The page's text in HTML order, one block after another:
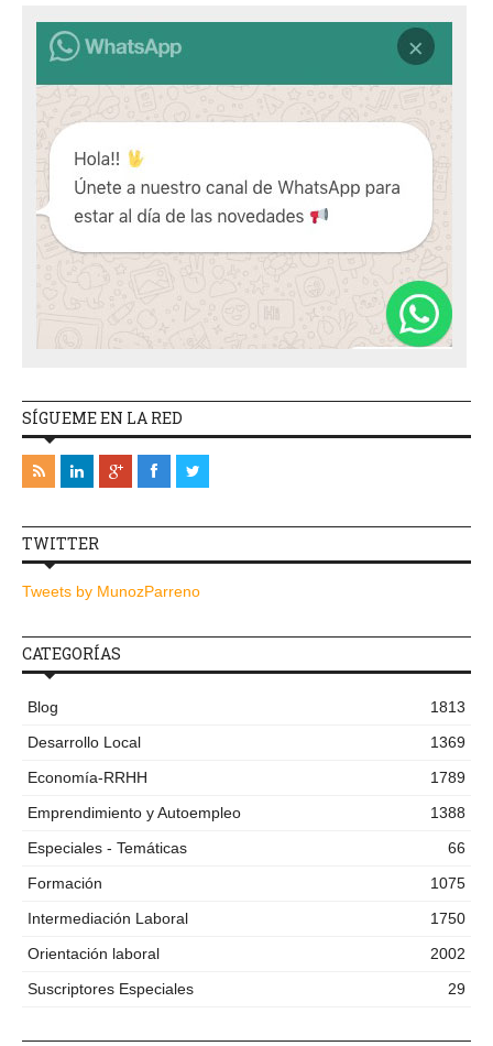
SÍGUEME EN LA RED
TWITTER
Tweets by MunozParreno
CATEGORÍAS
Blog
1813
Desarrollo Local
1369
Economía-RRHH
1789
Emprendimiento y Autoempleo
1388
Especiales - Temáticas
66
Formación
1075
Intermediación Laboral
1750
Orientación laboral
2002
Suscriptores Especiales
29